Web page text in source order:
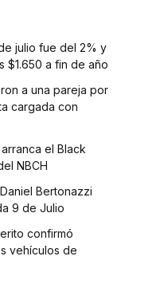
julio fue del 2% y
$1.650 a fin de año
a una pareja por
cargada con
el Black
NBCH
Bertonazzi
9 de Julio
confirmó
vehículos de